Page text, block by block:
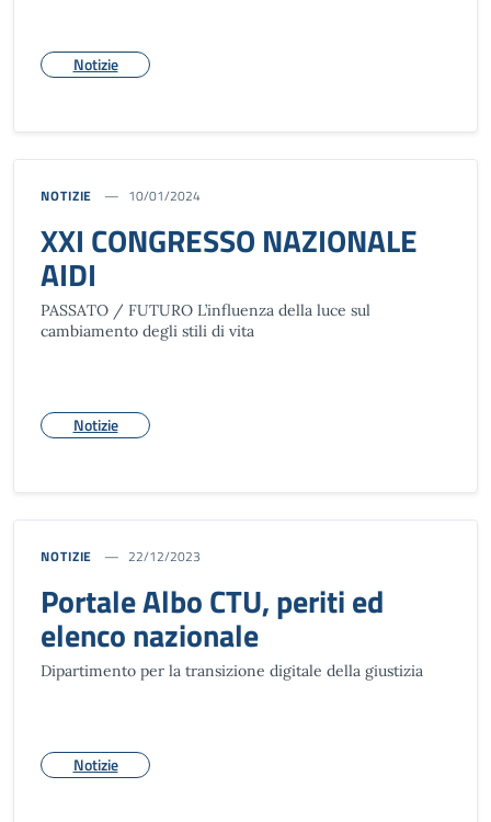
Notizie
NOTIZIE 10/01/2024
XXI CONGRESSO NAZIONALE
AIDI
PASSATO / FUTURO L’influenza della luce sul
cambiamento degli stili di vita
Notizie
NOTIZIE 22/12/2023
Portale Albo CTU, periti ed
elenco nazionale
Dipartimento per la transizione digitale della giustizia
Notizie